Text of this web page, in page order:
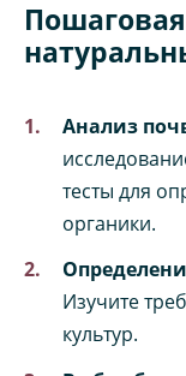
Анализ
тесты для
органики.
Изучите
культур.